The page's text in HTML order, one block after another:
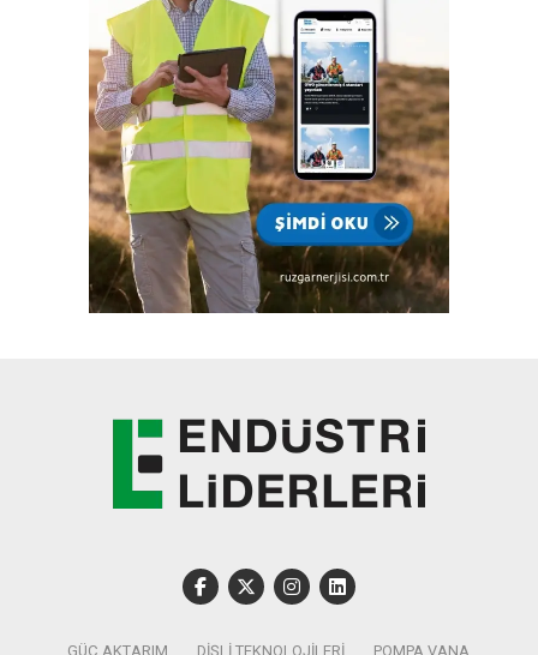
GÜÇ AKTARIM DIŞLI TEKNOLOJILERI POMPA VANA